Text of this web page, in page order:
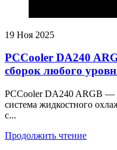
19 Ноя 2025
PCCooler DA240
сборок любого
PCCooler DA240 ARGB —
система жидкостного
с...
Продолжить чтение